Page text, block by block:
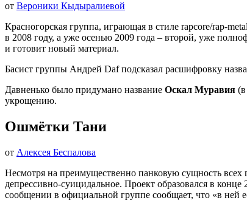
от Вероники Кыдыралиевой
Кpacнoгopcкaя гpyппa, игpaющaя в cтилe rapcore/rap-
в 2008 гoду, а уже осенью 2009 года – второй, уже
и готовит новый материал.
Басист группы Андрей Daf подсказал расшифровку
Давненько было придумано название Оскал Муравия
укрощению.
Ошмётки Тани
от Алексея Беспалова
Несмотря на преимущественно панковую сущность всех
депрессивно-суицидальное. Проект образовался в
сообщении в официальной группе сообщает, что «в ней